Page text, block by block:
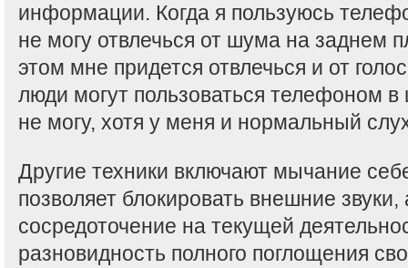
информации. Когда я пользуюсь
не могу отвлечься от шума на заднем
этом мне придется отвлечься и от
люди могут пользоваться телефоном
не могу, хотя у меня и нормальный
Другие техники включают мычание
позволяет блокировать внешние
сосредоточение на текущей
разновидность полного поглощения